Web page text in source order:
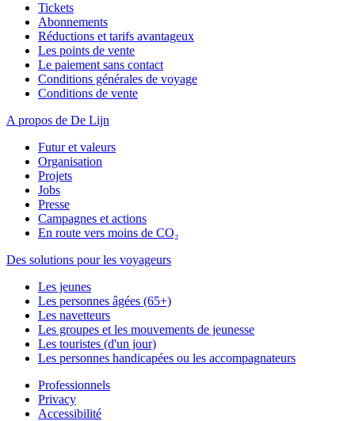
Tickets
Abonnements
Réductions et tarifs avantageux
Les points de vente
Le paiement sans contact
Conditions générales de voyage
Conditions de vente
A propos de De Lijn
Futur et valeurs
Organisation
Projets
Jobs
Presse
Campagnes et actions
En route vers moins de CO₂
Des solutions pour les voyageurs
Les jeunes
Les personnes âgées (65+)
Les navetteurs
Les groupes et les mouvements de jeunesse
Les touristes (d'un jour)
Les personnes handicapées ou les accompagnateurs
Professionnels
Privacy
Accessibilité